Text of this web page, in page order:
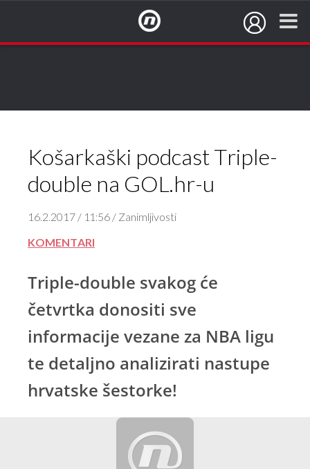
Košarkaški podcast Triple-
double na GOL.hr-u
16.2.2017 / 11:56 / Zanimljivosti
KOMENTARI
Triple-double svakog će
četvrtka donositi sve
informacije vezane za NBA ligu
te detaljno analizirati nastupe
hrvatske šestorke!